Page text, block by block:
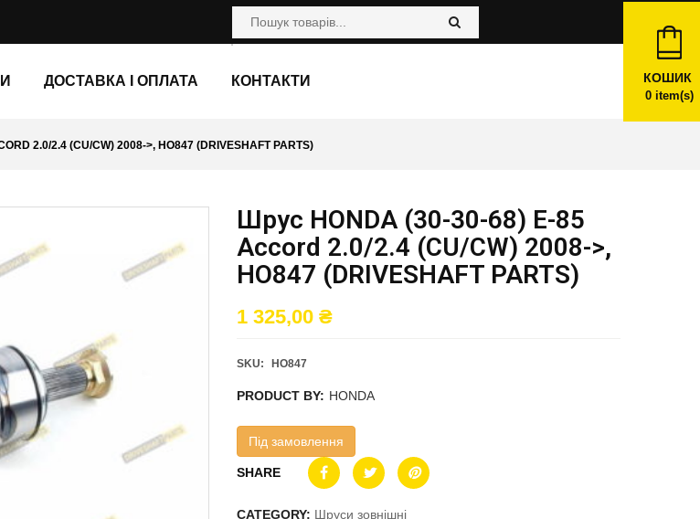
ДОСТАВКА І ОПЛАТА КОНТАКТИ КОШИК
0item(s)
2.0/2.4 (CU/CW) 2008->, HO847 (DRIVESHAFT PARTS)
Шрус HONDA (30-30-68) E-85
Accord 2.0/2.4 (CU/CW) 2008->,
HO847 (DRIVESHAFT PARTS)
1 325,00 ₴
SKU: HO847
PRODUCT BY: HONDA
Під замовлення
SHARE
CATEGORY: Шруси зовнішні